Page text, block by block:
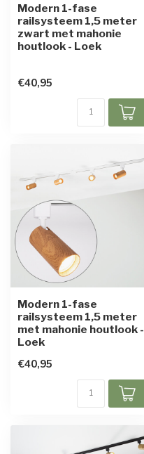
Modern 1-fase
railsysteem 1,5 meter
zwart met mahonie
houtlook - Loek
€40,95
Modern 1-fase
railsysteem 1,5 meter
met mahonie houtlook -
Loek
€40,95